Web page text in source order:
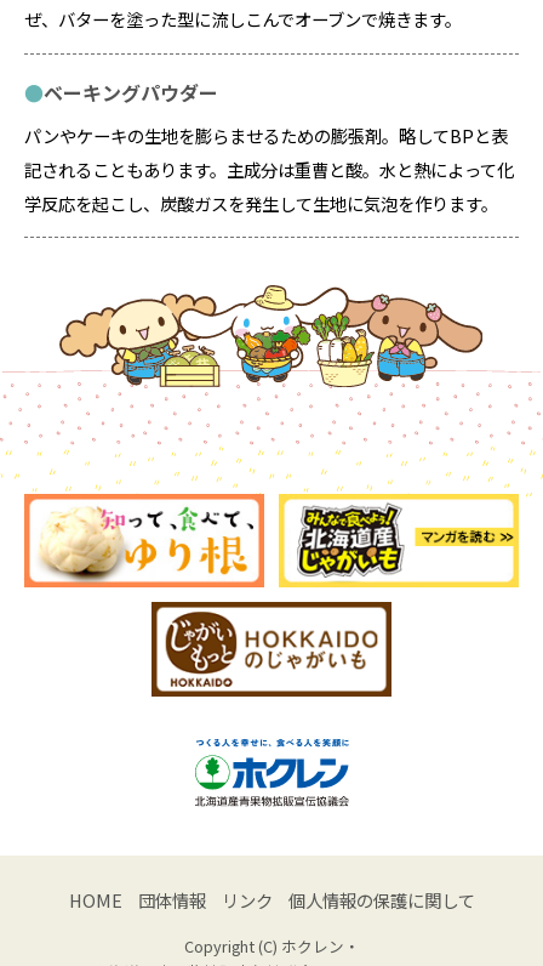
ぜ、バターを塗った型に流しこんでオーブンで焼きます。
ベーキングパウダー
パンやケーキの生地を膨らませるための膨張剤。略してBPと表
記されることもあります。主成分は重曹と酸。水と熱によって化
学反応を起こし、炭酸ガスを発生して生地に気泡を作ります。
HOME 団体情報 リンク 個人情報の保護に関して
Copyright (C) ホクレン・